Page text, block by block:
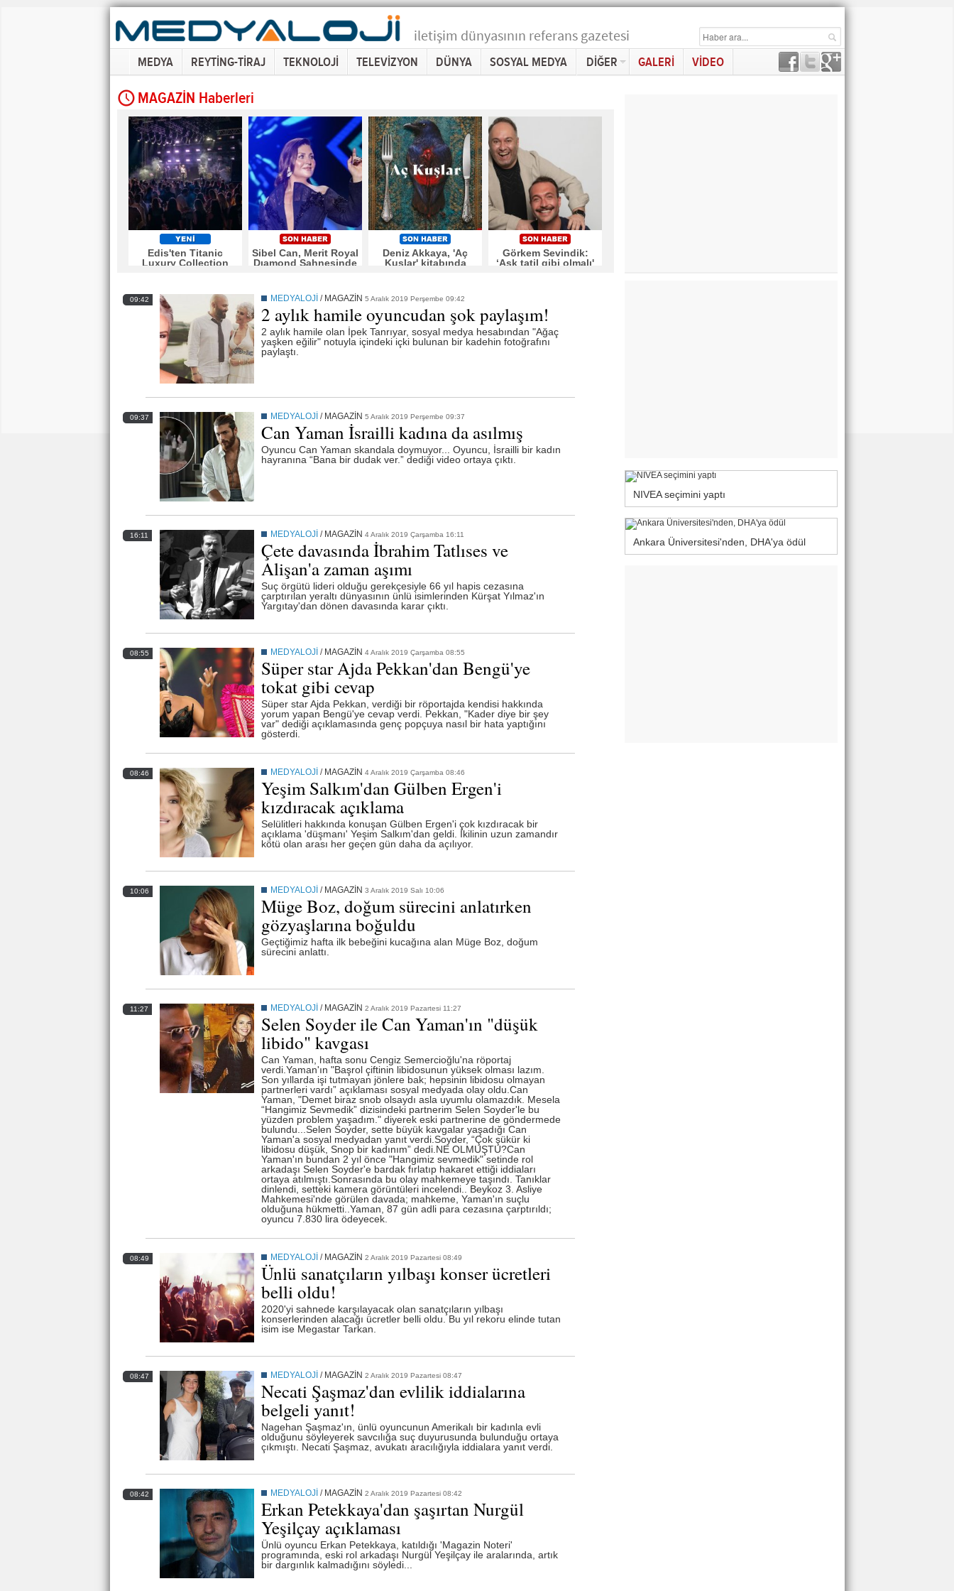
iletişim dünyasının referans gazetesi
MEDYA REYTİNG-TİRAJ TEKNOLOJİ TELEVİZYON DÜNYA SOSYAL MEDYA DİĞER GALERİ VİDEO
MAGAZİN Haberleri
Edis'ten Titanic
Luxury Collection
Vuran Performans
Sibel Can, Merit Royal
Dıamond Sahnesinde
Deniz Akkaya, 'Aç
Kuşlar' kitabında
Görkem Sevindik:
‘Aşk tatil gibi olmalı'
MEDYALOJİ/ MAGAZİN 5 Aralık 2019 Perşembe 09:42
2 aylık hamile oyuncudan şok paylaşım!
2 aylık hamile olan İpek Tanrıyar, sosyal medya hesabından "Ağaç
yaşken eğilir" notuyla içindeki içki bulunan bir kadehin fotoğrafını
paylaştı.
09:42
MEDYALOJİ/ MAGAZİN 5 Aralık 2019 Perşembe 09:37
Can Yaman İsrailli kadına da asılmış
Oyuncu Can Yaman skandala doymuyor... Oyuncu, İsrailli bir kadın
hayranına “Bana bir dudak ver.” dediği video ortaya çıktı.
09:37
MEDYALOJİ/ MAGAZİN 4 Aralık 2019 Çarşamba 16:11
Çete davasında İbrahim Tatlıses ve
Alişan'a zaman aşımı
Suç örgütü lideri olduğu gerekçesiyle 66 yıl hapis cezasına
çarptırılan yeraltı dünyasının ünlü isimlerinden Kürşat Yılmaz'ın
Yargıtay'dan dönen davasında karar çıktı.
16:11
MEDYALOJİ/ MAGAZİN 4 Aralık 2019 Çarşamba 08:55
Süper star Ajda Pekkan'dan Bengü'ye
tokat gibi cevap
Süper star Ajda Pekkan, verdiği bir röportajda kendisi hakkında
yorum yapan Bengü'ye cevap verdi. Pekkan, "Kader diye bir şey
var" dediği açıklamasında genç popçuya nasıl bir hata yaptığını
gösterdi.
08:55
MEDYALOJİ/ MAGAZİN 4 Aralık 2019 Çarşamba 08:46
Yeşim Salkım'dan Gülben Ergen'i
kızdıracak açıklama
Selülitleri hakkında konuşan Gülben Ergen'i çok kızdıracak bir
açıklama 'düşmanı' Yeşim Salkım'dan geldi. İkilinin uzun zamandır
kötü olan arası her geçen gün daha da açılıyor.
08:46
MEDYALOJİ/ MAGAZİN 3 Aralık 2019 Salı 10:06
Müge Boz, doğum sürecini anlatırken
gözyaşlarına boğuldu
Geçtiğimiz hafta ilk bebeğini kucağına alan Müge Boz, doğum
sürecini anlattı.
10:06
MEDYALOJİ/ MAGAZİN 2 Aralık 2019 Pazartesi 11:27
Selen Soyder ile Can Yaman'ın "düşük
libido" kavgası
Can Yaman, hafta sonu Cengiz Semercioğlu'na röportaj
verdi.Yaman'ın "Başrol çiftinin libidosunun yüksek olması lazım.
Son yıllarda işi tutmayan jönlere bak; hepsinin libidosu olmayan
partnerleri vardı” açıklaması sosyal medyada olay oldu.Can
Yaman, "Demet biraz snob olsaydı asla uyumlu olamazdık. Mesela
“Hangimiz Sevmedik” dizisindeki partnerim Selen Soyder'le bu
yüzden problem yaşadım." diyerek eski partnerine de göndermede
bulundu...Selen Soyder, sette büyük kavgalar yaşadığı Can
Yaman'a sosyal medyadan yanıt verdi.Soyder, “Çok şükür ki
libidosu düşük, Snop bir kadınım” dedi.NE OLMUŞTU?Can
Yaman'ın bundan 2 yıl önce "Hangimiz sevmedik" setinde rol
arkadaşı Selen Soyder'e bardak fırlatıp hakaret ettiği iddiaları
ortaya atılmıştı.Sonrasında bu olay mahkemeye taşındı. Tanıklar
dinlendi, setteki kamera görüntüleri incelendi.. Beykoz 3. Asliye
Mahkemesi'nde görülen davada; mahkeme, Yaman'ın suçlu
olduğuna hükmetti..Yaman, 87 gün adli para cezasına çarptırıldı;
oyuncu 7.830 lira ödeyecek.
11:27
MEDYALOJİ/ MAGAZİN 2 Aralık 2019 Pazartesi 08:49
Ünlü sanatçıların yılbaşı konser ücretleri
belli oldu!
2020'yi sahnede karşılayacak olan sanatçıların yılbaşı
konserlerinden alacağı ücretler belli oldu. Bu yıl rekoru elinde tutan
isim ise Megastar Tarkan.
08:49
MEDYALOJİ/ MAGAZİN 2 Aralık 2019 Pazartesi 08:47
Necati Şaşmaz'dan evlilik iddialarına
belgeli yanıt!
Nagehan Şaşmaz'ın, ünlü oyuncunun Amerikalı bir kadınla evli
olduğunu söyleyerek savcılığa suç duyurusunda bulunduğu ortaya
çıkmıştı. Necati Şaşmaz, avukatı aracılığıyla iddialara yanıt verdi.
08:47
MEDYALOJİ/ MAGAZİN 2 Aralık 2019 Pazartesi 08:42
Erkan Petekkaya'dan şaşırtan Nurgül
Yeşilçay açıklaması
Ünlü oyuncu Erkan Petekkaya, katıldığı 'Magazin Noteri'
programında, eski rol arkadaşı Nurgül Yeşilçay ile aralarında, artık
bir dargınlık kalmadığını söyledi...
08:42
NIVEA seçimini yaptı
Ankara Üniversitesi'nden, DHA'ya ödül